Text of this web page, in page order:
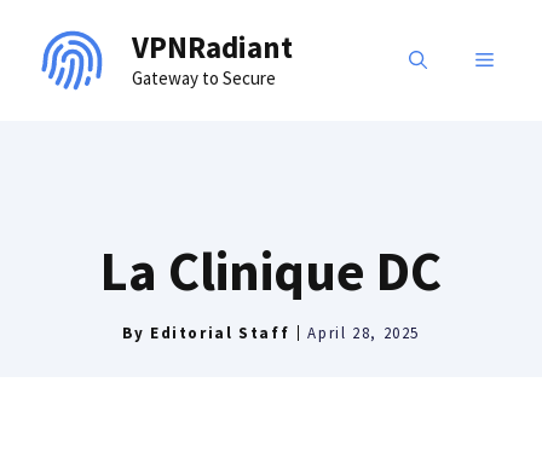
content
VPNRadiant
Gateway to Secure
MENU
La Clinique DC
By Editorial Staff April 28, 2025